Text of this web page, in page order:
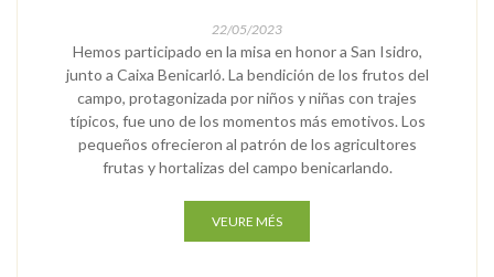
22/05/2023
Hemos participado en la misa en honor a San Isidro,
junto a Caixa Benicarló. La bendición de los frutos del
campo, protagonizada por niños y niñas con trajes
típicos, fue uno de los momentos más emotivos. Los
pequeños ofrecieron al patrón de los agricultores
frutas y hortalizas del campo benicarlando.
VEURE MÉS